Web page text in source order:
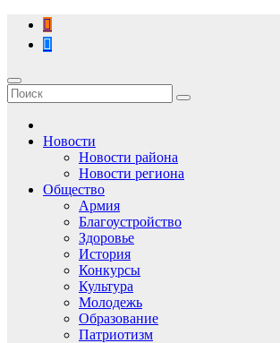
Перейти
содержимому
Новости
Новости района
Новости региона
Общество
Армия
Благоустройство
Здоровье
История
Конкурсы
Культура
Молодежь
Образование
Патриотизм